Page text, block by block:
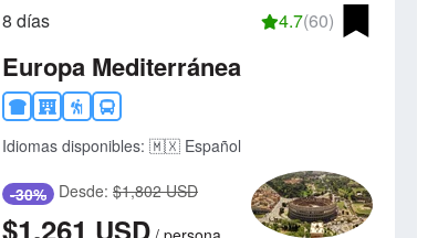
8 días 4.7(60)
Europa Mediterránea
Idiomas disponibles: 🇲🇽 Español
-30% Desde: $1,802 USD
$1,261 USD